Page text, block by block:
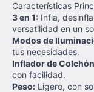
Características
3 en 1: Infla,
versatilidad en un
Modos de
tus necesidades.
Inflador de
con facilidad.
Peso: Ligero, con